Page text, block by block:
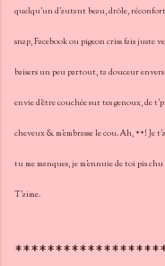
quelqu'un d'autant beau, drôle,
snap, Facebook ou pigeon criss fais juste
baisers un peu partout, ta douceur
envie d'être couchée sur tes genoux, de
cheveux & m'embrasse le cou. Ah, **! Je
tu me manques, je m'ennuie de toi pis
T'aime.